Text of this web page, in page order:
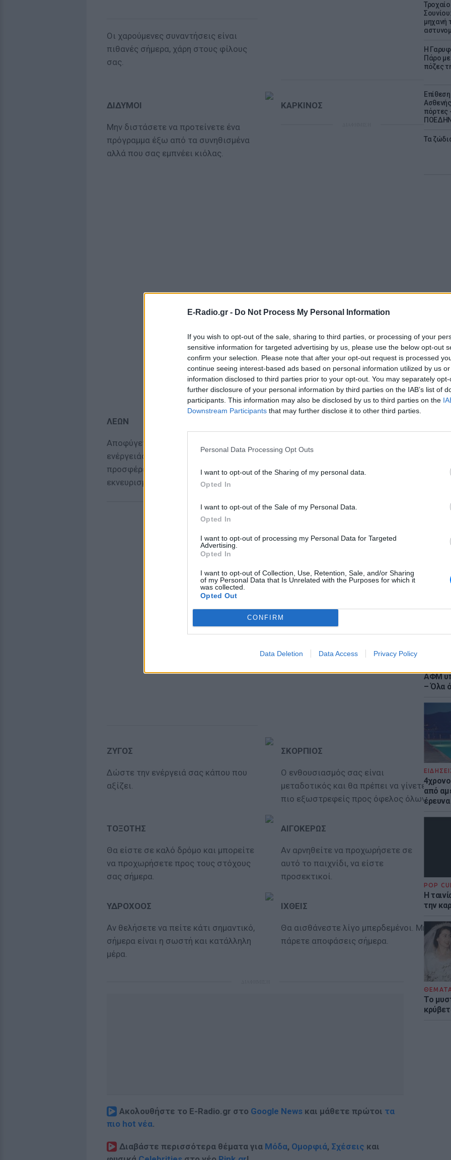
E-Radio.gr - Do Not Process My Personal Information
If you wish to opt-out of the sale, sharing to third parties, or processing of your
sensitive information for targeted advertising by us, please use the below opt-out
confirm your selection. Please note that after your opt-out request is processed
continue seeing interest-based ads based on personal information utilized by us
information disclosed to third parties prior to your opt-out. You may separately
further disclosure of your personal information by third parties on the IAB’s list of
participants. This information may also be disclosed by us to third parties on the
Downstream Participants that may further disclose it to other third parties.
Personal Data Processing Opt Outs
I want to opt-out of the Sharing of my personal data.
Opted In
I want to opt-out of the Sale of my Personal Data.
Opted In
I want to opt-out of processing my Personal Data for Targeted
Advertising.
Opted In
I want to opt-out of Collection, Use, Retention, Sale, and/or Sharing
of my Personal Data that Is Unrelated with the Purposes for which it
was collected.
Opted Out
CONFIRM
Data Deletion Data Access Privacy Policy
μηχανή
Η
Πάρο με
πόζες
πόρτες
Τα
ΑΦΜ
– Όλα
από
έρευνα
POP
Η
την
Το
Οι χαρούμενες συναντήσεις είναι
πιθανές σήμερα, χάρη στους φίλους
σας.
ΔΙΔΥΜΟΙ
Μην διστάσετε να προτείνετε ένα
πρόγραμμα έξω από τα συνηθισμένα
αλλά που σας εμπνέει κιόλας.
ΚΑΡΚΙΝΟΣ
Δεν μπορείτε να αρνηθείτε ότι έχετε
μια μεγάλη ανάγκη να ζήσετε τα
όνειρά σας.
ΛΕΩΝ
Αποφύγετε την μάταιη εξάντληση της
ενέργειάς σας καθώς δεν θα σας
προσφέρει τίποτα πέρα από
εκνευρισμό.
εκτιμηθεί.
ΖΥΓΟΣ
Δώστε την ενέργειά σας κάπου που
αξίζει.
ΣΚΟΡΠΙΟΣ
Ο ενθουσιασμός σας είναι
μεταδοτικός και θα πρέπει να γίνετε
πιο εξωστρεφείς προς όφελος όλων.
ΤΟΞΟΤΗΣ
Θα είστε σε καλό δρόμο και μπορείτε
να προχωρήσετε προς τους στόχους
σας σήμερα.
ΑΙΓΟΚΕΡΩΣ
Αν αρνηθείτε να προχωρήσετε σε
αυτό το παιχνίδι, να είστε
προσεκτικοί.
ΥΔΡΟΧΟΟΣ
Αν θελήσετε να πείτε κάτι σημαντικό,
σήμερα είναι η σωστή και κατάλληλη
μέρα.
ΙΧΘΕΙΣ
Θα αισθάνεστε λίγο μπερδεμένοι. Μην
πάρετε αποφάσεις σήμερα.
Ακολουθήστε το E-Radio.gr στο Google News και μάθετε πρώτοι τα
πιο hot νέα.
Διαβάστε περισσότερα θέματα για Μόδα, Ομορφιά, Σχέσεις και